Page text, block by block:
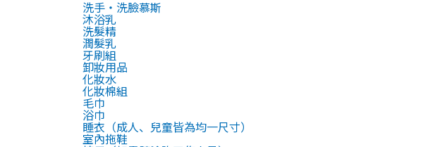
洗手・洗臉慕斯
沐浴乳
洗髮精
潤髮乳
牙刷組
卸妝用品
化妝水
化妝棉組
毛巾
浴巾
睡衣（成人、兒童皆為均一尺寸）
室內拖鞋